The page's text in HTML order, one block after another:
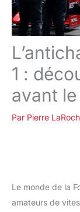
1 :
avant
Par Pierre
Le monde de la
amateurs de